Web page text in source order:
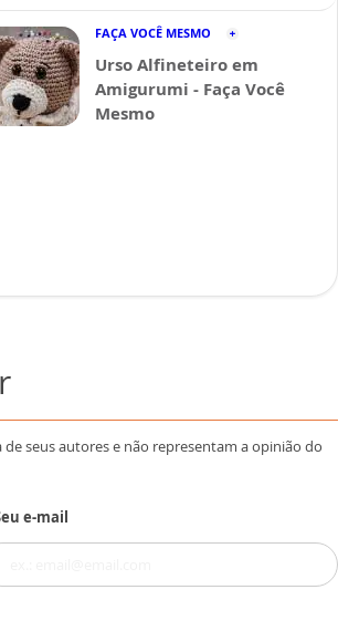
FAÇA VOCÊ MESMO
Urso Alfineteiro em
Amigurumi - Faça Você
Mesmo
seus autores e não representam a opinião do
e-mail